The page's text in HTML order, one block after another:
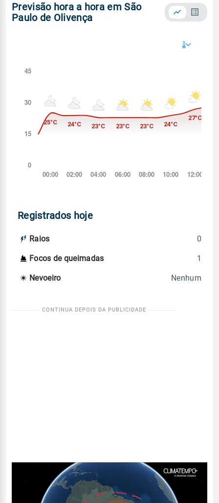
Previsão hora a hora em São
Paulo de Olivença
Registrados hoje
Raios 0
Focos de queimadas 1
Nevoeiro Nenhum